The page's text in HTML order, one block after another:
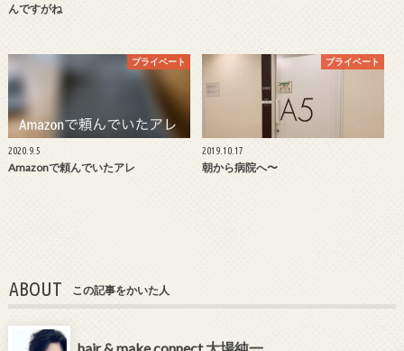
んですがね
プライベート
2020.9.5
Amazonで頼んでいたアレ
プライベート
2019.10.17
朝から病院へ〜
ABOUT この記事をかいた人